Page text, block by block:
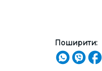
Поширити: